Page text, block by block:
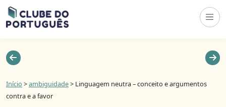
Início >ambiguidade> Linguagem neutra – conceito e argumentos
contra e a favor